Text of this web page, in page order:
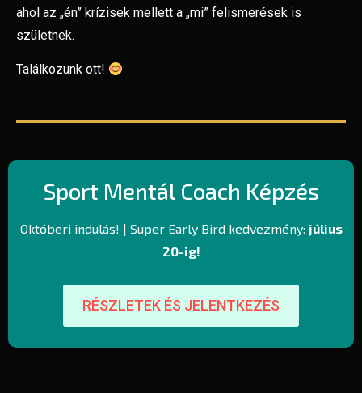
ahol az „én” krízisek mellett a „mi” felismerések is
születnek.
Találkozunk ott!
Sport Mentál Coach Képzés
Októberi indulás! | Super Early Bird kedvezmény: július
20-ig!
RÉSZLETEK ÉS JELENTKEZÉS